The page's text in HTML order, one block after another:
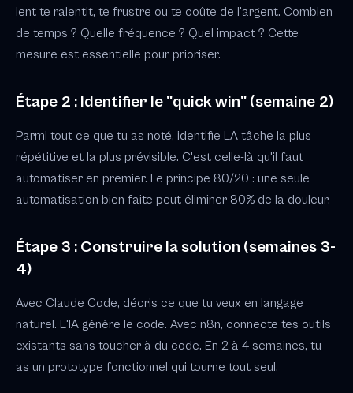
lent te ralentit, te frustre ou te coûte de l'argent. Combien
de temps ? Quelle fréquence ? Quel impact ? Cette
mesure est essentielle pour prioriser.
Étape 2 : Identifier le "quick win" (semaine 2)
Parmi tout ce que tu as noté, identifie LA tâche la plus
répétitive et la plus prévisible. C'est celle-là qu'il faut
automatiser en premier. Le principe 80/20 : une seule
automatisation bien faite peut éliminer 80% de la douleur.
Étape 3 : Construire la solution (semaines 3-
4)
Avec Claude Code, décris ce que tu veux en langage
naturel. L'IA génère le code. Avec n8n, connecte tes outils
existants sans toucher à du code. En 2 à 4 semaines, tu
as un prototype fonctionnel qui tourne tout seul.